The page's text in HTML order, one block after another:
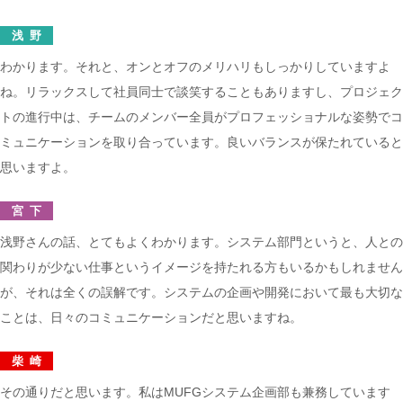
浅野
わかります。それと、オンとオフのメリハリもしっかりしていますよ
ね。リラックスして社員同士で談笑することもありますし、プロジェク
トの進行中は、チームのメンバー全員がプロフェッショナルな姿勢でコ
ミュニケーションを取り合っています。良いバランスが保たれていると
思いますよ。
宮下
浅野さんの話、とてもよくわかります。システム部門というと、人との
関わりが少ない仕事というイメージを持たれる方もいるかもしれません
が、それは全くの誤解です。システムの企画や開発において最も大切な
ことは、日々のコミュニケーションだと思いますね。
柴崎
その通りだと思います。私はMUFGシステム企画部も兼務しています